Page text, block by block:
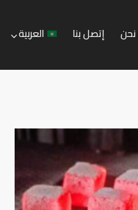
إتصل بنا العربية